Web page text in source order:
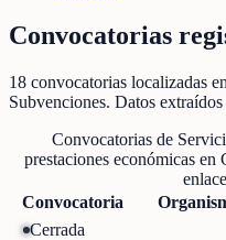
Convocatorias
18 convocatorias localizadas
Subvenciones. Datos extraídos
Convocatorias de
prestaciones económicas en
Convocatoria
Cerrada